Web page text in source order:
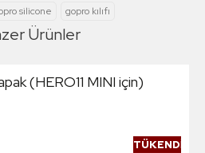
silicone gopro kılıfı
Ürünler
(HERO11 MINI için)
TÜKENDI